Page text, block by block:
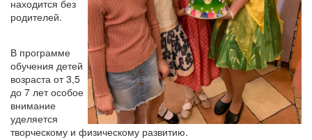
находится без
родителей.
В программе
обучения детей
возраста от 3,5
до 7 лет особое
внимание
уделяется
творческому и физическому развитию.